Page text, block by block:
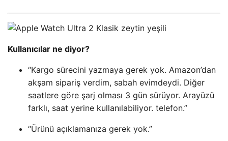
Kullanıcılar ne diyor?
“Kargo sürecini yazmaya gerek yok. Amazon’dan
akşam sipariş verdim, sabah evimdeydi. Diğer
saatlere göre şarj olması 3 gün sürüyor. Arayüzü
farklı, saat yerine kullanılabiliyor. telefon.”
“Ürünü açıklamanıza gerek yok.”